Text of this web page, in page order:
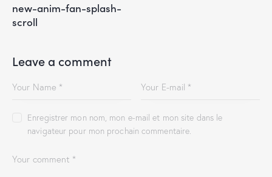
new-anim-fan-splash-
scroll
Leave a comment
Enregistrer mon nom, mon e-mail et mon site dans le
navigateur pour mon prochain commentaire.